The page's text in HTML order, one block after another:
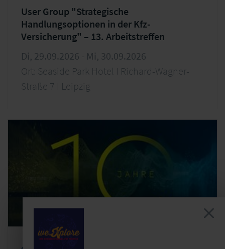
User Group "Strategische
Handlungsoptionen in der Kfz-
Versicherung" – 13. Arbeitstreffen
Di, 29.09.2026 - Mi, 30.09.2026
Ort: Seaside Park Hotel I Richard-Wagner-
Straße 7 I Leipzig